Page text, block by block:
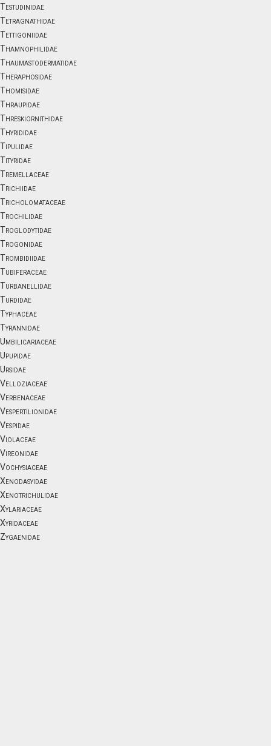
Testudinidae
Tetragnathidae
Tettigoniidae
Thamnophilidae
Thaumastodermatidae
Theraphosidae
Thomisidae
Thraupidae
Threskiornithidae
Thyrididae
Tipulidae
Tityridae
Tremellaceae
Trichiidae
Tricholomataceae
Trochilidae
Troglodytidae
Trogonidae
Trombidiidae
Tubiferaceae
Turbanellidae
Turdidae
Typhaceae
Tyrannidae
Umbilicariaceae
Upupidae
Ursidae
Velloziaceae
Verbenaceae
Vespertilionidae
Vespidae
Violaceae
Vireonidae
Vochysiaceae
Xenodasyidae
Xenotrichulidae
Xylariaceae
Xyridaceae
Zygaenidae